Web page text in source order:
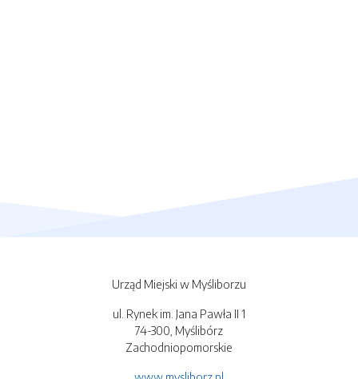
Urząd Miejski w Myśliborzu
ul. Rynek im. Jana Pawła II 1
74-300, Myślibórz
Zachodniopomorskie